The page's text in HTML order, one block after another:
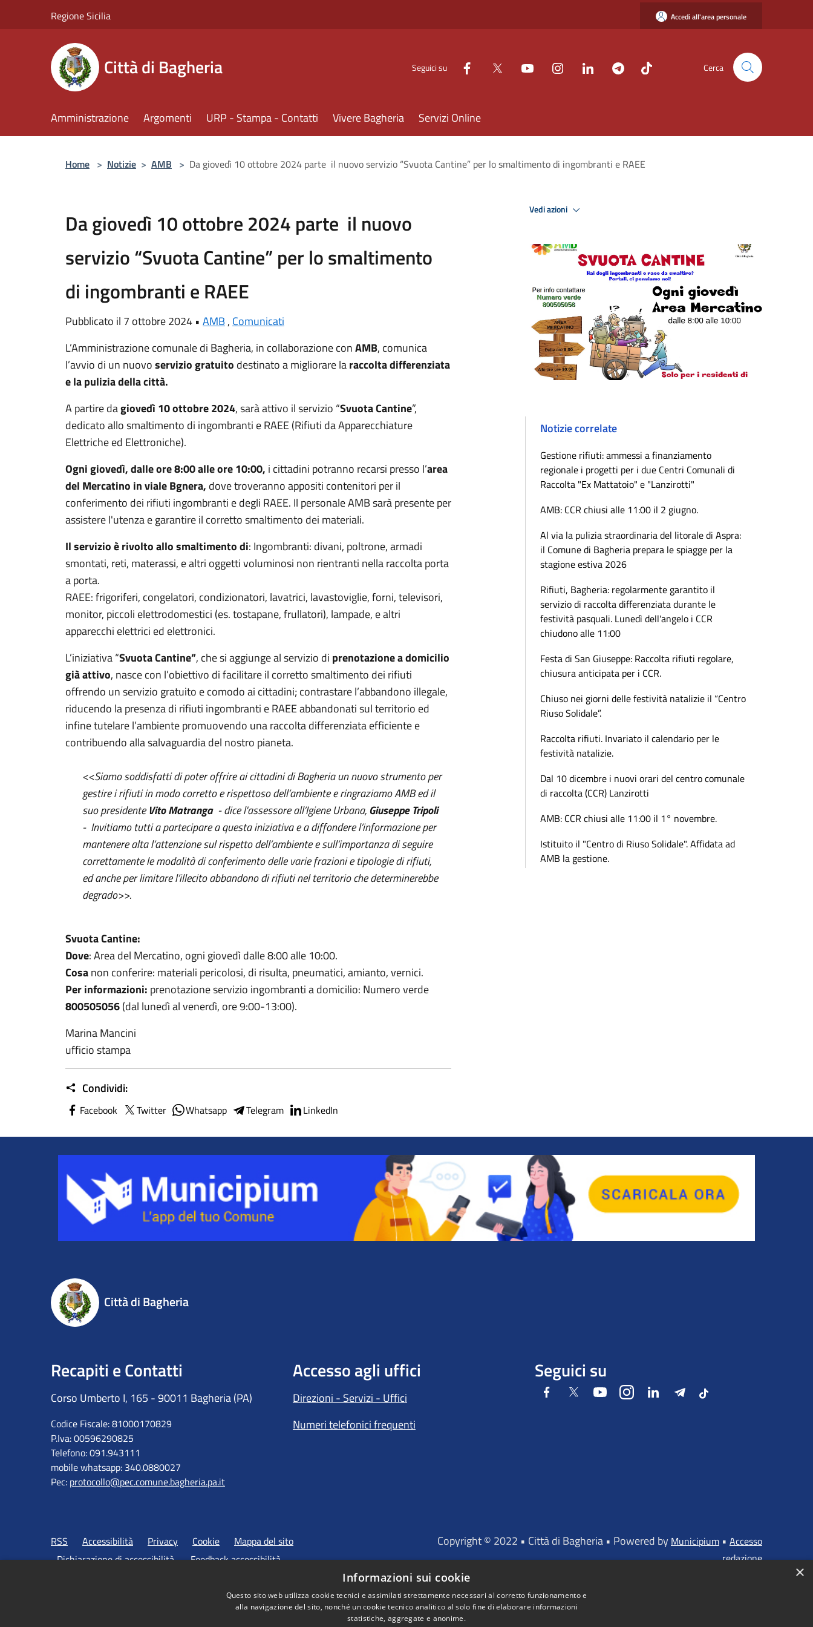
Regione Sicilia Accedi all'area personale
Città di Bagheria Seguici su Cerca
Amministrazione Argomenti URP - Stampa - Contatti Vivere Bagheria Servizi Online
Home > Notizie > AMB > Da giovedì 10 ottobre 2024 parte il nuovo servizio “Svuota Cantine” per lo smaltimento di ingombranti e RAEE
Da giovedì 10 ottobre 2024 parte il nuovo
servizio “Svuota Cantine” per lo smaltimento
di ingombranti e RAEE
Pubblicato il 7 ottobre 2024 • AMB, Comunicati
L’Amministrazione comunale di Bagheria, in collaborazione conAMB, comunica
l’avvio di un nuovoservizio gratuito destinato a migliorare laraccolta differenziata
e la pulizia della città.
A partire dagiovedì 10 ottobre 2024, sarà attivo il servizio “Svuota Cantine”,
dedicato allo smaltimento di ingombranti e RAEE (Rifiuti da Apparecchiature
Elettriche ed Elettroniche).
Ogni giovedì, dalle ore 8:00 alle ore 10:00, i cittadini potranno recarsi presso l’area
del Mercatino in viale Bgnera, dove troveranno appositi contenitori per il
conferimento dei rifiuti ingombranti e degli RAEE. Il personale AMB sarà presente per
assistere l'utenza e garantire il corretto smaltimento dei materiali.
Il servizio è rivolto allo smaltimento di: Ingombranti: divani, poltrone, armadi
smontati, reti, materassi, e altri oggetti voluminosi non rientranti nella raccolta porta
a porta.
RAEE: frigoriferi, congelatori, condizionatori, lavatrici, lavastoviglie, forni, televisori,
monitor, piccoli elettrodomestici (es. tostapane, frullatori), lampade, e altri
apparecchi elettrici ed elettronici.
L’iniziativa “Svuota Cantine”, che si aggiunge al servizio di prenotazione a domicilio
già attivo, nasce con l’obiettivo di facilitare il corretto smaltimento dei rifiuti
offrendo un servizio gratuito e comodo ai cittadini; contrastare l’abbandono illegale,
riducendo la presenza di rifiuti ingombranti e RAEE abbandonati sul territorio ed
infine tutelare l’ambiente promuovendo una raccolta differenziata efficiente e
contribuendo alla salvaguardia del nostro pianeta.
<<Siamo soddisfatti di poter offrire ai cittadini di Bagheria un nuovo strumento per
gestire i rifiuti in modo corretto e rispettoso dell’ambiente e ringraziamo AMB ed il
suo presidenteVito Matranga - dice l'assessore all’Igiene Urbana,Giuseppe Tripoli
- Invitiamo tutti a partecipare a questa iniziativa e a diffondere l’informazione per
mantenere alta l’attenzione sul rispetto dell’ambiente e sull’importanza di seguire
correttamente le modalità di conferimento delle varie frazioni e tipologie di rifiuti,
ed anche per limitare l’illecito abbandono di rifiuti nel territorio che determinerebbe
degrado>>.
Svuota Cantine:
Dove: Area del Mercatino, ogni giovedì dalle 8:00 alle 10:00.
Cosanon conferire: materiali pericolosi, di risulta, pneumatici, amianto, vernici.
Per informazioni: prenotazione servizio ingombranti a domicilio: Numero verde
800505056(dal lunedì al venerdì, ore 9:00-13:00).
Marina Mancini
ufficio stampa
Condividi:
Facebook Twitter Whatsapp Telegram LinkedIn
Vedi azioni
Notizie correlate
Gestione rifiuti: ammessi a finanziamento
regionale i progetti per i due Centri Comunali di
Raccolta "Ex Mattatoio" e "Lanzirotti"
AMB: CCR chiusi alle 11:00 il 2 giugno.
Al via la pulizia straordinaria del litorale di Aspra:
il Comune di Bagheria prepara le spiagge per la
stagione estiva 2026
Rifiuti, Bagheria: regolarmente garantito il
servizio di raccolta differenziata durante le
festività pasquali. Lunedì dell'angelo i CCR
chiudono alle 11:00
Festa di San Giuseppe: Raccolta rifiuti regolare,
chiusura anticipata per i CCR.
Chiuso nei giorni delle festività natalizie il “Centro
Riuso Solidale”.
Raccolta rifiuti. Invariato il calendario per le
festività natalizie.
Dal 10 dicembre i nuovi orari del centro comunale
di raccolta (CCR) Lanzirotti
AMB: CCR chiusi alle 11:00 il 1° novembre.
Istituito il "Centro di Riuso Solidale". Affidata ad
AMB la gestione.
Città di Bagheria
Recapiti e Contatti
Corso Umberto I, 165 - 90011 Bagheria (PA)
Codice Fiscale: 81000170829
P.Iva: 00596290825
Telefono: 091.943111
mobile whatsapp: 340.0880027
Pec: protocollo@pec.comune.bagheria.pa.it
Accesso agli uffici
Direzioni - Servizi - Uffici
Numeri telefonici frequenti
Seguici su
FacebookTwitter YoutubeInstagramLinkedIn Telegram
Tiktok
RSS Accessibilità Privacy Cookie
Mappa del sito
Dichiarazione di accessibilità
Feedback accessibilità
Copyright © 2022 • Città di Bagheria • Powered by Municipium • Accesso
redazione
"Portale finanziato dall'UNIONE EUROPEA - FONDI STRUTTURALI
×
Informazioni sui cookie
Questo sito web utilizza cookie tecnici e assimilati strettamente necessari al corretto funzionamento e
alla navigazione del sito, nonché un cookie tecnico analitico al solo fine di elaborare informazioni
statistiche, aggregate e anonime.